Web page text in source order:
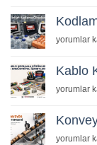
Nedir?
Kodlama
için
yorumlar
Kablo
Kablo
için
yorumlar
Konveyör
yorumlar